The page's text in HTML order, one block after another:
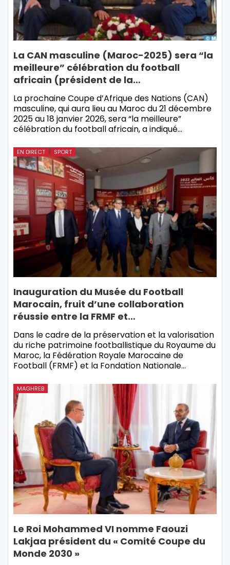
La CAN masculine (Maroc-2025) sera “la
meilleure” célébration du football
africain (président de la…
La prochaine Coupe d’Afrique des Nations (CAN)
masculine, qui aura lieu au Maroc du 21 décembre
2025 au 18 janvier 2026, sera “la meilleure”
célébration du football africain, a indiqué…
EN DIRECT SPORT
Inauguration du Musée du Football
Marocain, fruit d’une collaboration
réussie entre la FRMF et…
Dans le cadre de la préservation et la valorisation
du riche patrimoine footballistique du Royaume du
Maroc, la Fédération Royale Marocaine de
Football (FRMF) et la Fondation Nationale…
MAGHREB
Le Roi Mohammed VI nomme Faouzi
Lakjaa président du « Comité Coupe du
Monde 2030 »